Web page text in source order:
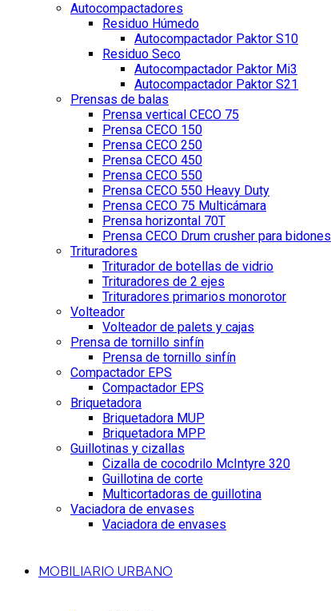
Autocompactadores
Residuo Húmedo
Autocompactador Paktor S10
Residuo Seco
Autocompactador Paktor Mi3
Autocompactador Paktor S21
Prensas de balas
Prensa vertical CECO 75
Prensa CECO 150
Prensa CECO 250
Prensa CECO 450
Prensa CECO 550
Prensa CECO 550 Heavy Duty
Prensa CECO 75 Multicámara
Prensa horizontal 70T
Prensa CECO Drum crusher para bidones
Trituradores
Triturador de botellas de vidrio
Trituradores de 2 ejes
Trituradores primarios monorotor
Volteador
Volteador de palets y cajas
Prensa de tornillo sinfín
Prensa de tornillo sinfín
Compactador EPS
Compactador EPS
Briquetadora
Briquetadora MUP
Briquetadora MPP
Guillotinas y cizallas
Cizalla de cocodrilo McIntyre 320
Guillotina de corte
Multicortadoras de guillotina
Vaciadora de envases
Vaciadora de envases
MOBILIARIO URBANO